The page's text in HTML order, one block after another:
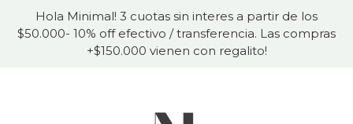
Hola Minimal! 3 cuotas sin interes a partir de los
$50.000- 10% off efectivo / transferencia. Las compras
+$150.000 vienen con regalito!